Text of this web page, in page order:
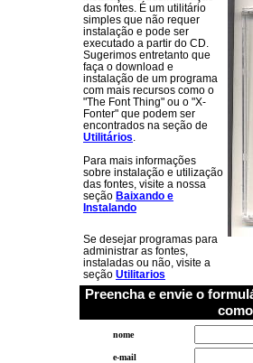
das fontes. É um utilitário
simples que não requer
instalação e pode ser
executado a partir do CD.
Sugerimos entretanto que
faça o download e
instalação de um programa
com mais recursos como o
"The Font Thing" ou o "X-
Fonter" que podem ser
encontrados na seção de
Utilitários
Para mais informações
sobre instalação e utilização
das fontes, visite a nossa
seção Baixando e
Instalando
Se desejar programas para
administrar as fontes,
instaladas ou não, visite a
seção Utilitarios
Preencha e envie o
nome
e-mail